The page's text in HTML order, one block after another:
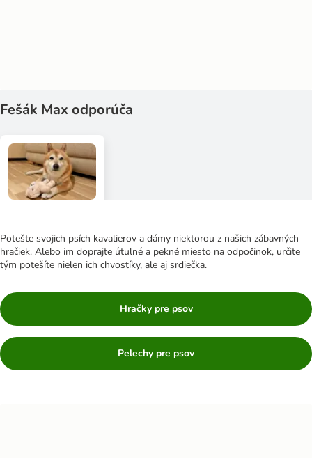
Fešák Max odporúča
Potešte svojich psích kavalierov a dámy niektorou z našich zábavných
hračiek. Alebo im doprajte útulné a pekné miesto na odpočinok, určite
tým potešíte nielen ich chvostíky, ale aj srdiečka.
Hračky pre psov
Pelechy pre psov